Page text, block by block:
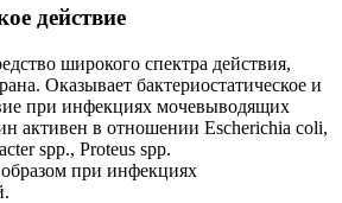
действие
широкого спектра действия,
Оказывает бактериостатическое и
при инфекциях мочевыводящих
активен в отношении Esсherichia coli,
spp., Proteus spp.
при инфекциях